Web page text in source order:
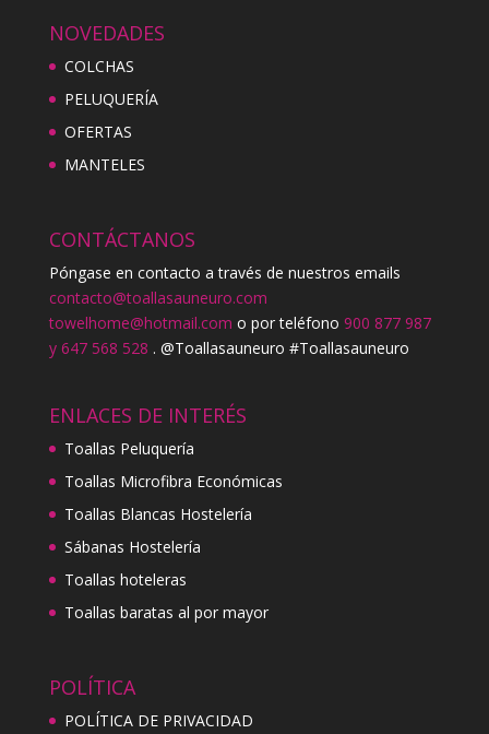
NOVEDADES
COLCHAS
PELUQUERÍA
OFERTAS
MANTELES
CONTÁCTANOS
Póngase en contacto a través de nuestros emails
contacto@toallasauneuro.com
towelhome@hotmail.com o por teléfono 900 877 987
y 647 568 528 . @Toallasauneuro #Toallasauneuro
ENLACES DE INTERÉS
Toallas Peluquería
Toallas Microfibra Económicas
Toallas Blancas Hostelería
Sábanas Hostelería
Toallas hoteleras
Toallas baratas al por mayor
POLÍTICA
POLÍTICA DE PRIVACIDAD